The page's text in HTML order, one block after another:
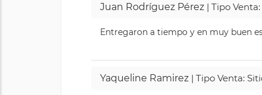
Juan Rodríguez Pérez | Tipo
Entregaron a tiempo y en muy buen
Yaqueline Ramirez | Tipo Venta: